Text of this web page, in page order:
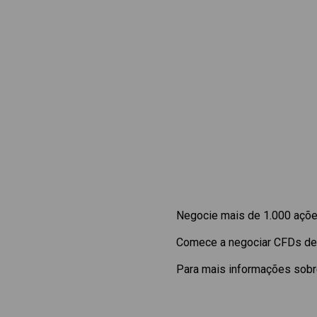
Negocie mais de 1.000
Comece a negociar CFDs de
Para mais informações